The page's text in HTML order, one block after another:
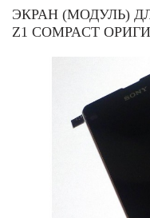
ЭКРАН (МОДУЛЬ)
Z1 COMPACT